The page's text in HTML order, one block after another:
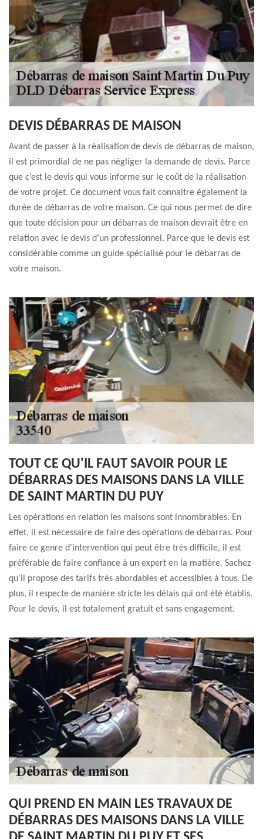
DEVIS DÉBARRAS DE MAISON
Avant de passer à la réalisation de devis de débarras de maison,
il est primordial de ne pas négliger la demande de devis. Parce
que c’est le devis qui vous informe sur le coût de la réalisation
de votre projet. Ce document vous fait connaitre également la
durée de débarras de votre maison. Ce qui nous permet de dire
que toute décision pour un débarras de maison devrait être en
relation avec le devis d’un professionnel. Parce que le devis est
considérable comme un guide spécialisé pour le débarras de
votre maison.
TOUT CE QU'IL FAUT SAVOIR POUR LE
DÉBARRAS DES MAISONS DANS LA VILLE
DE SAINT MARTIN DU PUY
Les opérations en relation les maisons sont innombrables. En
effet, il est nécessaire de faire des opérations de débarras. Pour
faire ce genre d'intervention qui peut être très difficile, il est
préférable de faire confiance à un expert en la matière. Sachez
qu'il propose des tarifs très abordables et accessibles à tous. De
plus, il respecte de manière stricte les délais qui ont été établis.
Pour le devis, il est totalement gratuit et sans engagement.
QUI PREND EN MAIN LES TRAVAUX DE
DÉBARRAS DES MAISONS DANS LA VILLE